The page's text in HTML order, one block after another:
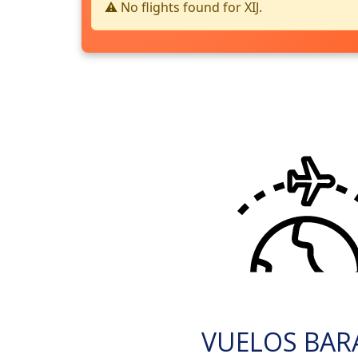
⚠️ No flights found for XIJ.
VUELOS